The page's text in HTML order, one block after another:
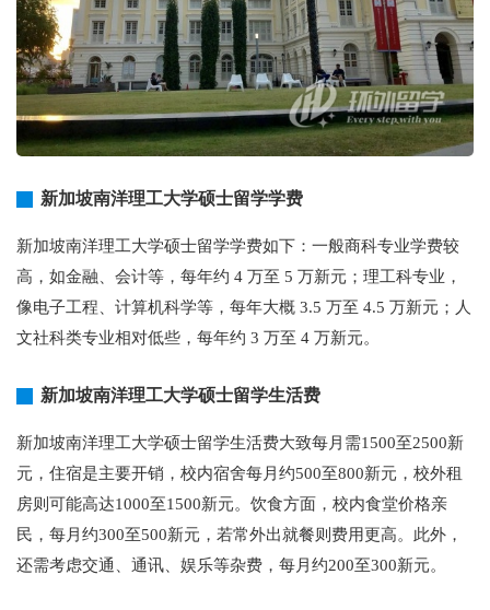
新加坡南洋理工大学硕士留学学费
新加坡南洋理工大学硕士留学学费如下：一般商科专业学费较
高，如金融、会计等，每年约 4 万至 5 万新元；理工科专业，
像电子工程、计算机科学等，每年大概 3.5 万至 4.5 万新元；人
文社科类专业相对低些，每年约 3 万至 4 万新元。
新加坡南洋理工大学硕士留学生活费
新加坡南洋理工大学硕士留学生活费大致每月需1500至2500新
元，住宿是主要开销，校内宿舍每月约500至800新元，校外租
房则可能高达1000至1500新元。饮食方面，校内食堂价格亲
民，每月约300至500新元，若常外出就餐则费用更高。此外，
还需考虑交通、通讯、娱乐等杂费，每月约200至300新元。